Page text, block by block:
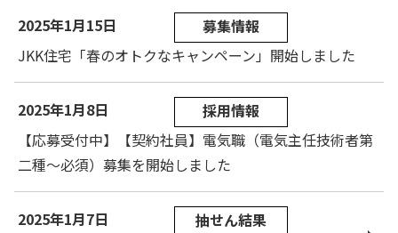
2025年1月15日
募集情報
JKK住宅「春のオトクなキャンペーン」開始しました
2025年1月8日
採用情報
【応募受付中】【契約社員】電気職（電気主任技術者第
二種～必須）募集を開始しました
2025年1月7日
抽せん結果